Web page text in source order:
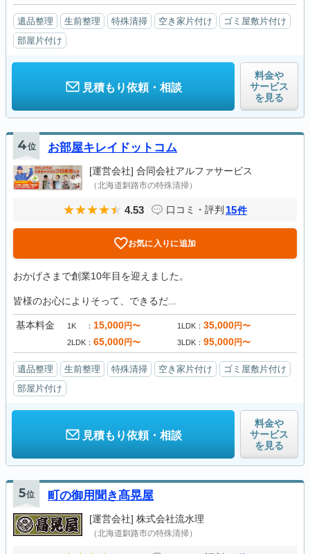
遺品整理 生前整理 特殊清掃 空き家片付け
ゴミ屋敷片付け
部屋片付け
見積もり依頼・相談
料金や
サービス
を見る
4位 お部屋キレイドットコム
[運営会社] 合同会社アルファサービス
（北海道釧路市の特殊清掃）
4.53 口コミ・評判 15件
お気に入りに追加
おかげさまで創業10年目を迎えました。
皆様のお心によりそって、できるだ...
基本料金 1K 15,000円〜 1LDK 35,000円〜
2LDK 65,000円〜 3LDK 95,000円〜
遺品整理 生前整理 特殊清掃 空き家片付け
ゴミ屋敷片付け
部屋片付け
見積もり依頼・相談
料金や
サービス
を見る
5位 町の御用聞き髙晃屋
[運営会社] 株式会社流水理
（北海道釧路市の特殊清掃）